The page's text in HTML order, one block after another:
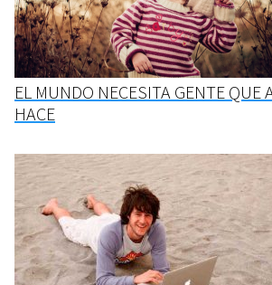
EL MUNDO NECESITA GENTE QUE
HACE